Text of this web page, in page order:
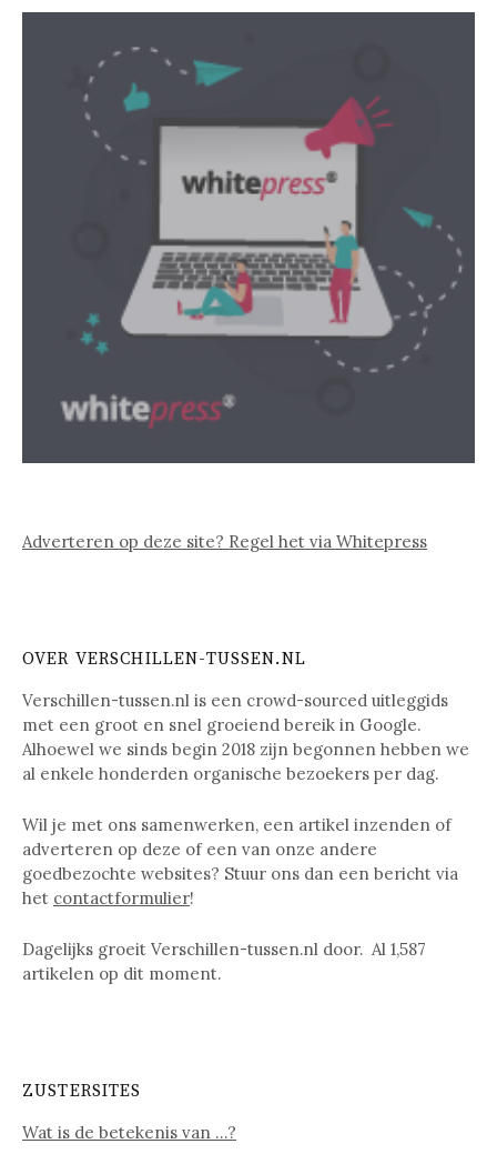
Adverteren op deze site? Regel het via Whitepress
OVER VERSCHILLEN-TUSSEN.NL
Verschillen-tussen.nl is een crowd-sourced uitleggids
met een groot en snel groeiend bereik in Google.
Alhoewel we sinds begin 2018 zijn begonnen hebben we
al enkele honderden organische bezoekers per dag.
Wil je met ons samenwerken, een artikel inzenden of
adverteren op deze of een van onze andere
goedbezochte websites? Stuur ons dan een bericht via
het contactformulier!
Dagelijks groeit Verschillen-tussen.nl door. Al 1,587
artikelen op dit moment.
ZUSTERSITES
Wat is de betekenis van …?